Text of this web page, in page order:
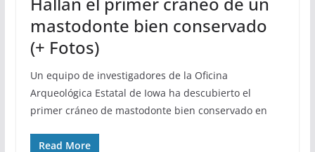
mastodonte bien conservado
(+ Fotos)
Un equipo de investigadores de la Oficina
Arqueológica Estatal de Iowa ha descubierto el
primer cráneo de mastodonte bien conservado en
Read More